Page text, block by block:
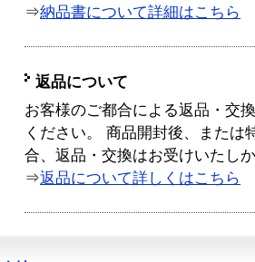
⇒納品書について詳細はこちら
返品について
お客様のご都合による返品・交
ください。 商品開封後、または
合、返品・交換はお受けいたし
⇒返品について詳しくはこちら